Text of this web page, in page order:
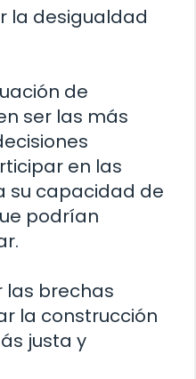
la desigualdad
de
ser las más
en las
su capacidad de
podrían
las brechas
la construcción
justa y